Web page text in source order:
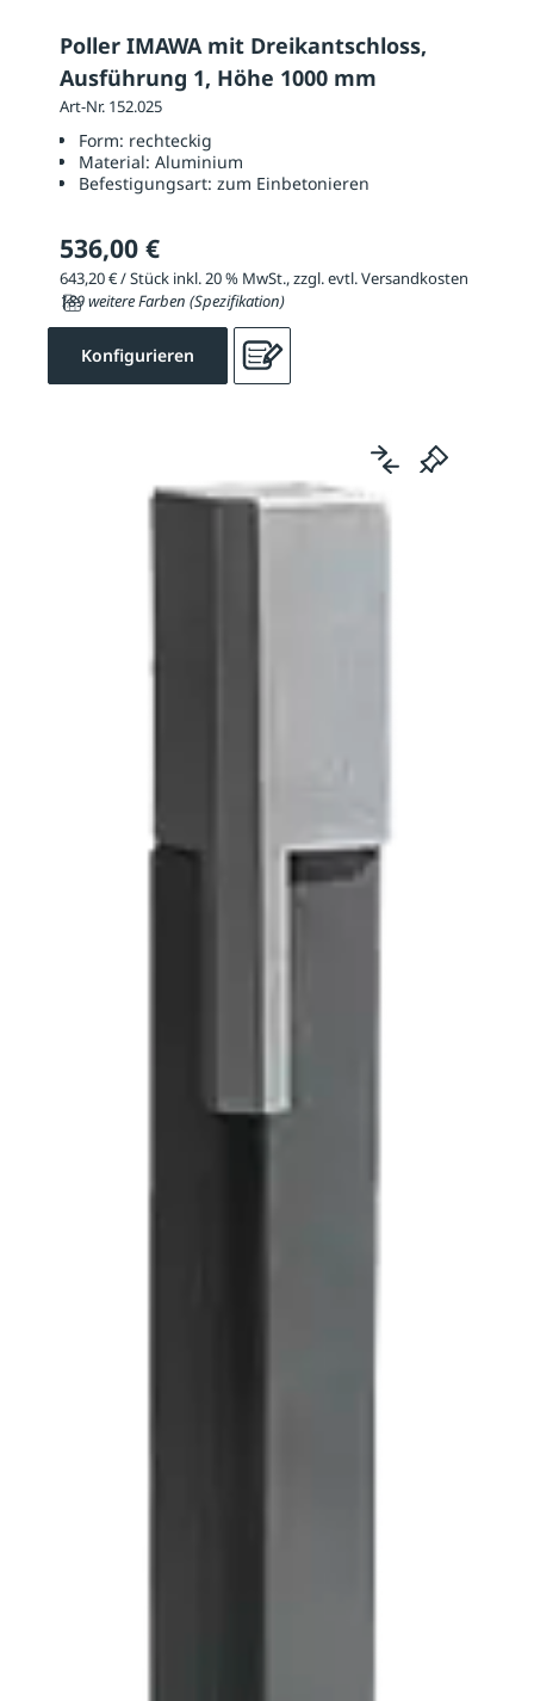
Poller IMAWA mit Dreikantschloss,
Ausführung 1, Höhe 1000 mm
Art-Nr. 152.025
Form: rechteckig
Material: Aluminium
Befestigungsart: zum Einbetonieren
536,00 €
643,20 € / Stück inkl. 20 % MwSt., zzgl. evtl. Versandkosten
189 weitere Farben (Spezifikation)
Konfigurieren